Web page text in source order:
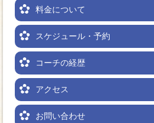
料金について
スケジュール・予約
コーチの経歴
アクセス
お問い合わせ